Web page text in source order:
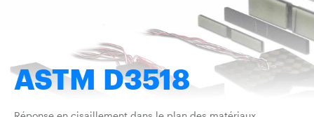
ASTM D3518